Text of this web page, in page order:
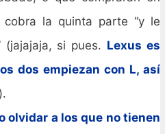
la quinta parte “y le
(jajajaja, si pues. Lexus es
dos empiezan con L, así
).
olvidar a los que no tienen